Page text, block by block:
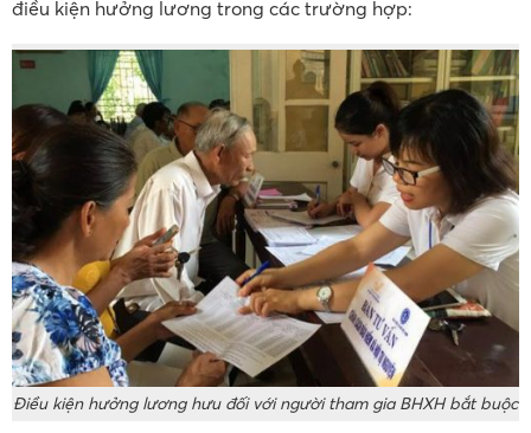
điều kiện hưởng lương trong các trường hợp:
Điều kiện hưởng lương hưu đối với người tham gia BHXH bắt buộc